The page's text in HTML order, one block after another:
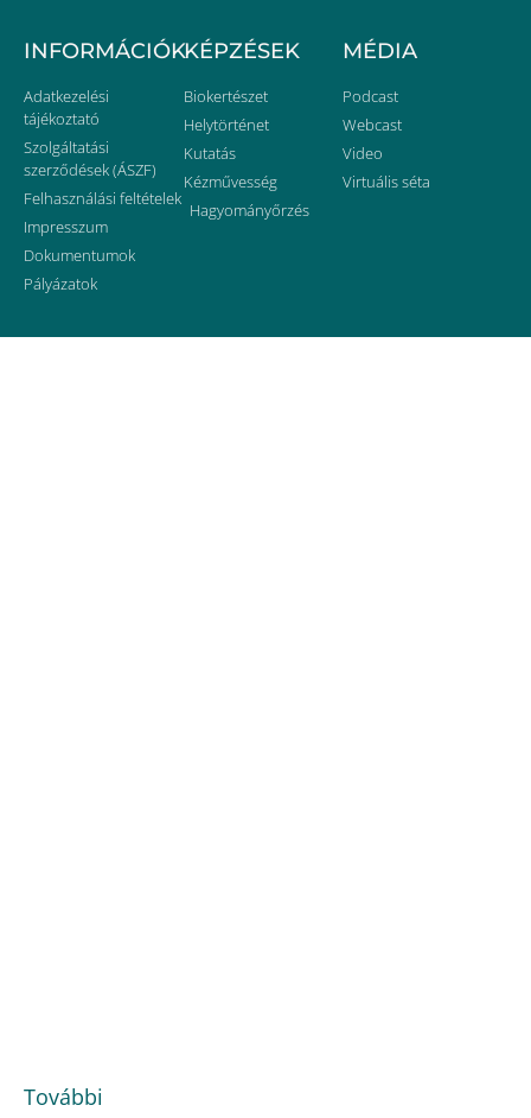
INFORMÁCIÓK
Adatkezelési
tájékoztató
Szolgáltatási
szerződések (ÁSZF)
Felhasználási feltételek
Impresszum
Dokumentumok
Pályázatok
KÉPZÉSEK
Biokertészet
Helytörténet
Kutatás
Kézművesség
Hagyományőrzés
MÉDIA
Podcast
Webcast
Video
Virtuális séta
További